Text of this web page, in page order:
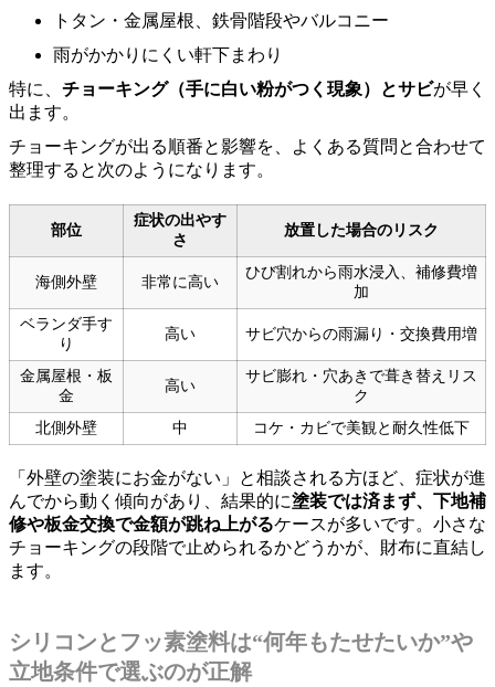
トタン・金属屋根、鉄骨階段やバルコニー
雨がかかりにくい軒下まわり
特に、 チョーキング（手に白い粉がつく現象）とサビが早く
出ます。
チョーキングが出る順番と影響を、よくある質問と合わせて
整理すると次のようになります。
部位
症状の出やす
さ
放置した場合のリスク
海側外壁 非常に高い
ひび割れから雨水浸入、補修費増
加
ベランダ手す
り
高い サビ穴からの雨漏り・交換費用増
金属屋根・板
金
高い
サビ膨れ・穴あきで葺き替えリス
ク
北側外壁
中 コケ・カビで美観と耐久性低下
「外壁の塗装にお金がない」と相談される方ほど、症状が進
んでから動く傾向があり、結果的に塗装では済まず、下地補
修や板金交換で金額が跳ね上がるケースが多いです。小さな
チョーキングの段階で止められるかどうかが、財布に直結し
ます。
シリコンとフッ素塗料は“何年もたせたいか”や
立地条件で選ぶのが正解